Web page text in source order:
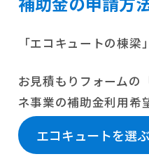
「エコキュートの棟梁
お見積もりフォームの
ネ事業の補助金利用希
エコキュートを